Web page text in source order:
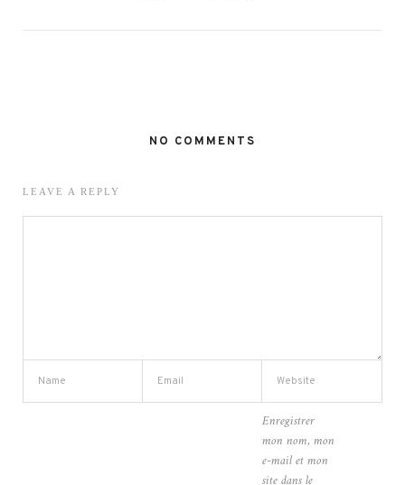
NO COMMENTS
LEAVE A REPLY
Enregistrer
mon nom, mon
e-mail et mon